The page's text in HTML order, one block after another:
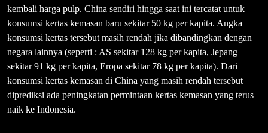
kembali harga pulp. China sendiri hingga saat ini tercatat untuk
konsumsi kertas kemasan baru sekitar 50 kg per kapita. Angka
konsumsi kertas tersebut masih rendah jika dibandingkan dengan
negara lainnya (seperti : AS sekitar 128 kg per kapita, Jepang
sekitar 91 kg per kapita, Eropa sekitar 78 kg per kapita). Dari
konsumsi kertas kemasan di China yang masih rendah tersebut
diprediksi ada peningkatan permintaan kertas kemasan yang terus
naik ke Indonesia.